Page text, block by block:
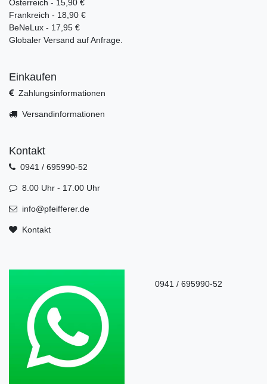
Österreich - 15,90 €
Frankreich - 18,90 €
BeNeLux - 17,95 €
Globaler Versand auf Anfrage.
Einkaufen
Zahlungsinformationen
Versandinformationen
Kontakt
0941 / 695990-52
8.00 Uhr - 17.00 Uhr
info@pfeifferer.de
Kontakt
0941 / 695990-52